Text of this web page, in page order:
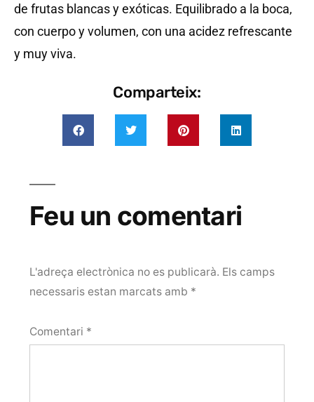
de frutas blancas y exóticas. Equilibrado a la boca,
con cuerpo y volumen, con una acidez refrescante
y muy viva.
Comparteix:
Feu un comentari
L'adreça electrònica no es publicarà. Els camps
necessaris estan marcats amb *
Comentari *